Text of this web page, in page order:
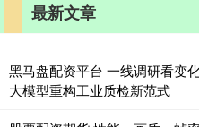
最新文章
黑马盘配资平台 一线调研看变
大模型重构工业质检新范式